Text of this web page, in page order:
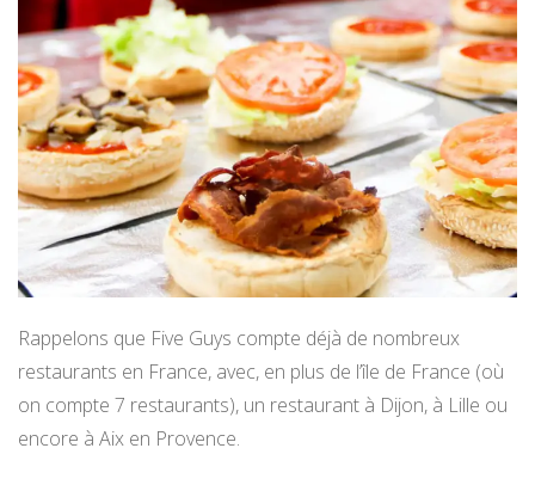
Rappelons que Five Guys compte déjà de nombreux
restaurants en France, avec, en plus de l’île de France (où
on compte 7 restaurants), un restaurant à Dijon, à Lille ou
encore à Aix en Provence.